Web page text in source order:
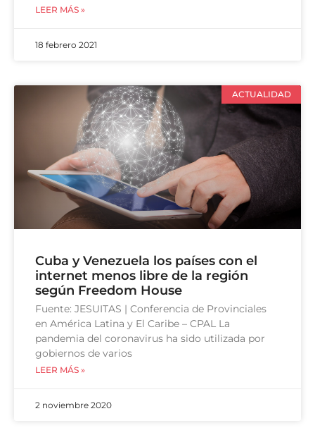
LEER MÁS »
18 febrero 2021
ACTUALIDAD
Cuba y Venezuela los países con el
internet menos libre de la región
según Freedom House
Fuente: JESUITAS | Conferencia de Provinciales
en América Latina y El Caribe – CPAL La
pandemia del coronavirus ha sido utilizada por
gobiernos de varios
LEER MÁS »
2 noviembre 2020